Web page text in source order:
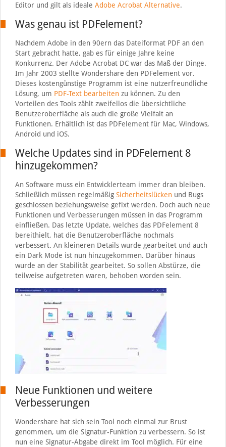
Editor und gilt als ideale Adobe Acrobat Alternative.
Was genau ist PDFelement?
Nachdem Adobe in den 90ern das Dateiformat PDF an den
Start gebracht hatte, gab es für einige Jahre keine
Konkurrenz. Der Adobe Acrobat DC war das Maß der Dinge.
Im Jahr 2003 stellte Wondershare den PDFelement vor.
Dieses kostengünstige Programm ist eine nutzerfreundliche
Lösung, um PDF-Text bearbeitenzu können. Zu den
Vorteilen des Tools zählt zweifellos die übersichtliche
Benutzeroberfläche als auch die große Vielfalt an
Funktionen. Erhältlich ist das PDFelement für Mac, Windows,
Android und iOS.
Welche Updates sind in PDFelement 8
hinzugekommen?
An Software muss ein Entwicklerteam immer dran bleiben.
Schließlich müssen regelmäßig Sicherheitslückenund Bugs
geschlossen beziehungsweise gefixt werden. Doch auch neue
Funktionen und Verbesserungen müssen in das Programm
einfließen. Das letzte Update, welches das PDFelement 8
bereithielt, hat die Benutzeroberfläche nochmals
verbessert. An kleineren Details wurde gearbeitet und auch
ein Dark Mode ist nun hinzugekommen. Darüber hinaus
wurde an der Stabilität gearbeitet. So sollen Abstürze, die
teilweise aufgetreten waren, behoben worden sein.
Neue Funktionen und weitere
Verbesserungen
Wondershare hat sich sein Tool noch einmal zur Brust
genommen, um die Signatur-Funktion zu verbessern. So ist
nun eine Signatur-Abgabe direkt im Tool möglich. Für eine